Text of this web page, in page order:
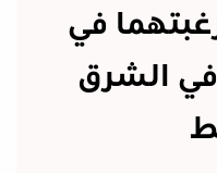
في
في الشرق